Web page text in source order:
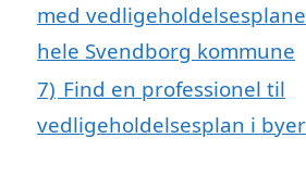
med
hele Svendborg kommune
7) Find en professionel til
vedligeholdelsesplan i